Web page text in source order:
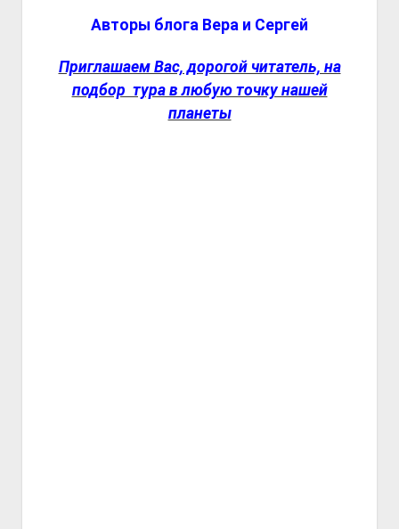
Авторы блога Вера и Сергей
Приглашаем Вас, дорогой читатель, на
подбор тура в любую точку нашей
планеты